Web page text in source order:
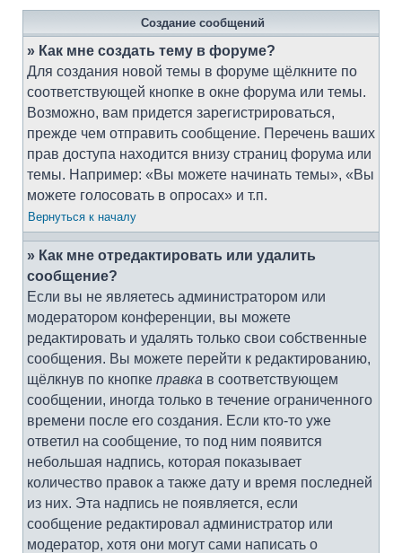
Создание сообщений
» Как мне создать тему в форуме?
Для создания новой темы в форуме щёлкните по
соответствующей кнопке в окне форума или темы.
Возможно, вам придется зарегистрироваться,
прежде чем отправить сообщение. Перечень ваших
прав доступа находится внизу страниц форума или
темы. Например: «Вы можете начинать темы», «Вы
можете голосовать в опросах» и т.п.
Вернуться к началу
» Как мне отредактировать или удалить
сообщение?
Если вы не являетесь администратором или
модератором конференции, вы можете
редактировать и удалять только свои собственные
сообщения. Вы можете перейти к редактированию,
щёлкнув по кнопке правка в соответствующем
сообщении, иногда только в течение ограниченного
времени после его создания. Если кто-то уже
ответил на сообщение, то под ним появится
небольшая надпись, которая показывает
количество правок а также дату и время последней
из них. Эта надпись не появляется, если
сообщение редактировал администратор или
модератор, хотя они могут сами написать о